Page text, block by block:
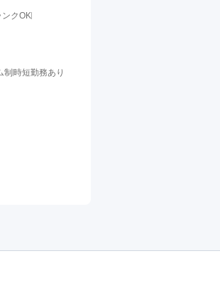
ンクOK
制時短勤務あり